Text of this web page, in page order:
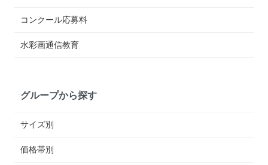
コンクール応募料
水彩画通信教育
グループから探す
サイズ別
価格帯別